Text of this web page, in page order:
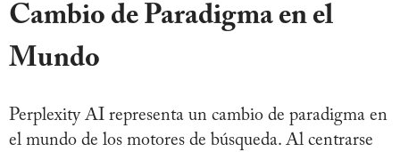
Cambio de Paradigma en el
Mundo
Perplexity AI representa un cambio de paradigma en
el mundo de los motores de búsqueda. Al centrarse